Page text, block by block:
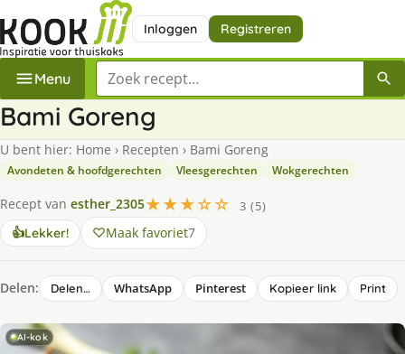
Inloggen Registreren
Menu Zoek een recept
Bami Goreng
U bent hier: Home › Recepten › Bami Goreng
Avondeten & hoofdgerechten Vleesgerechten Wokgerechten
Recept van esther_2305★★★☆☆
3 (5)
👍Lekker! Maak favoriet7
Delen: Delen… WhatsApp Pinterest Kopieer link Print
AI-kok